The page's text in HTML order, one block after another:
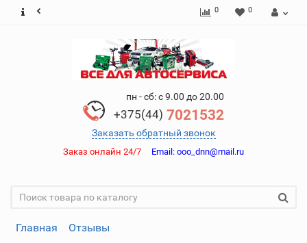
0 0
пн - сб: с 9.00 до 20.00
+375(44) 7021532
Заказать обратный звонок
Заказ онлайн 24/7 Email: ooo_dnn@mail.ru
Главная Отзывы